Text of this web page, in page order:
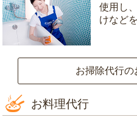
使用し
けなど
お掃除代行の
お料理代行